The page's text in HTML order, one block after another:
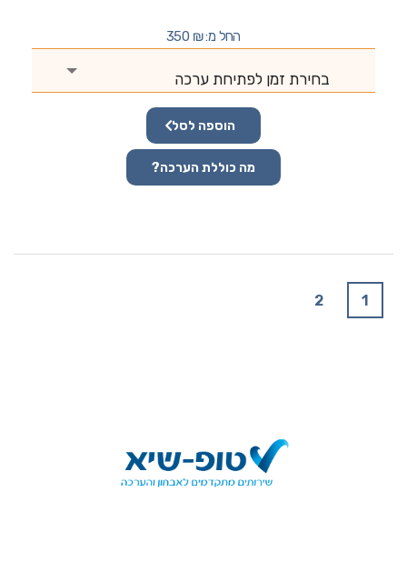
החל מ: 350 ₪
בחירת זמן לפתיחת ערכה
הוספה לסל
מה כוללת הערכה?
1
2